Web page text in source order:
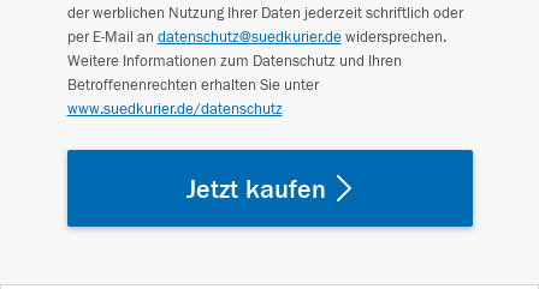
der werblichen Nutzung Ihrer Daten jederzeit schriftlich oder
per E-Mail an datenschutz@suedkurier.dewidersprechen.
Weitere Informationen zum Datenschutz und Ihren
Betroffenenrechten erhalten Sie unter
www.suedkurier.de/datenschutz
Jetzt kaufen